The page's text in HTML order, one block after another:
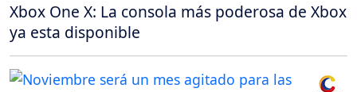
Xbox One X: La consola más poderosa de Xbox
ya esta disponible